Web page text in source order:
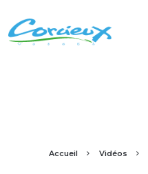
Accueil Vidéos